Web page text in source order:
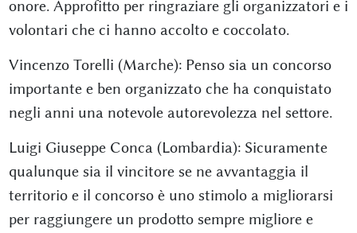
onore. Approfitto per ringraziare gli organizzatori e i
volontari che ci hanno accolto e coccolato.
Vincenzo Torelli (Marche): Penso sia un concorso
importante e ben organizzato che ha conquistato
negli anni una notevole autorevolezza nel settore.
Luigi Giuseppe Conca (Lombardia): Sicuramente
qualunque sia il vincitore se ne avvantaggia il
territorio e il concorso è uno stimolo a migliorarsi
per raggiungere un prodotto sempre migliore e